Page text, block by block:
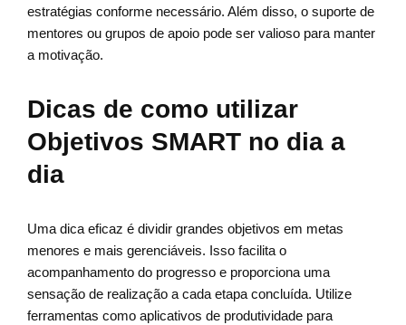
estratégias conforme necessário. Além disso, o suporte de
mentores ou grupos de apoio pode ser valioso para manter
a motivação.
Dicas de como utilizar
Objetivos SMART no dia a
dia
Uma dica eficaz é dividir grandes objetivos em metas
menores e mais gerenciáveis. Isso facilita o
acompanhamento do progresso e proporciona uma
sensação de realização a cada etapa concluída. Utilize
ferramentas como aplicativos de produtividade para